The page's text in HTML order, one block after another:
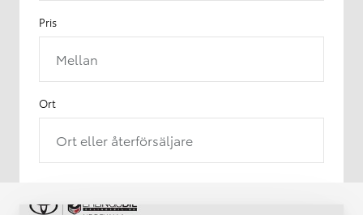
Pris
Mellan
Ort
Ort eller återförsäljare